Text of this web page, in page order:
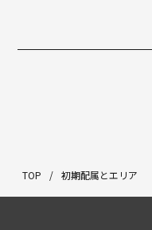
TOP / 初期配属とエリア